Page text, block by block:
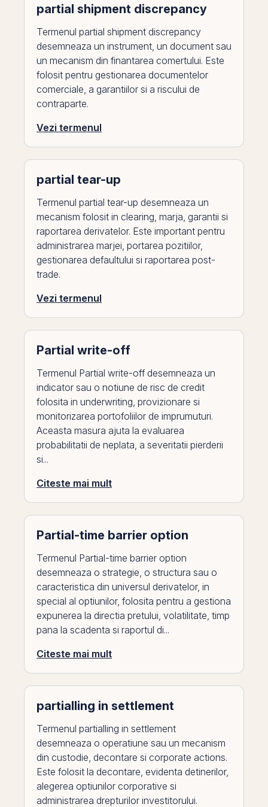
partial shipment discrepancy
Termenul partial shipment discrepancy
desemneaza un instrument, un document sau
un mecanism din finantarea comertului. Este
folosit pentru gestionarea documentelor
comerciale, a garantiilor si a riscului de
contraparte.
Vezi termenul
partial tear-up
Termenul partial tear-up desemneaza un
mecanism folosit in clearing, marja, garantii si
raportarea derivatelor. Este important pentru
administrarea marjei, portarea pozitiilor,
gestionarea defaultului si raportarea post-
trade.
Vezi termenul
Partial write-off
Termenul Partial write-off desemneaza un
indicator sau o notiune de risc de credit
folosita in underwriting, provizionare si
monitorizarea portofoliilor de imprumuturi.
Aceasta masura ajuta la evaluarea
probabilitatii de neplata, a severitatii pierderii
si...
Citeste mai mult
Partial-time barrier option
Termenul Partial-time barrier option
desemneaza o strategie, o structura sau o
caracteristica din universul derivatelor, in
special al optiunilor, folosita pentru a gestiona
expunerea la directia pretului, volatilitate, timp
pana la scadenta si raportul di...
Citeste mai mult
partialling in settlement
Termenul partialling in settlement
desemneaza o operatiune sau un mecanism
din custodie, decontare si corporate actions.
Este folosit la decontare, evidenta detinerilor,
alegerea optiunilor corporative si
administrarea drepturilor investitorului.